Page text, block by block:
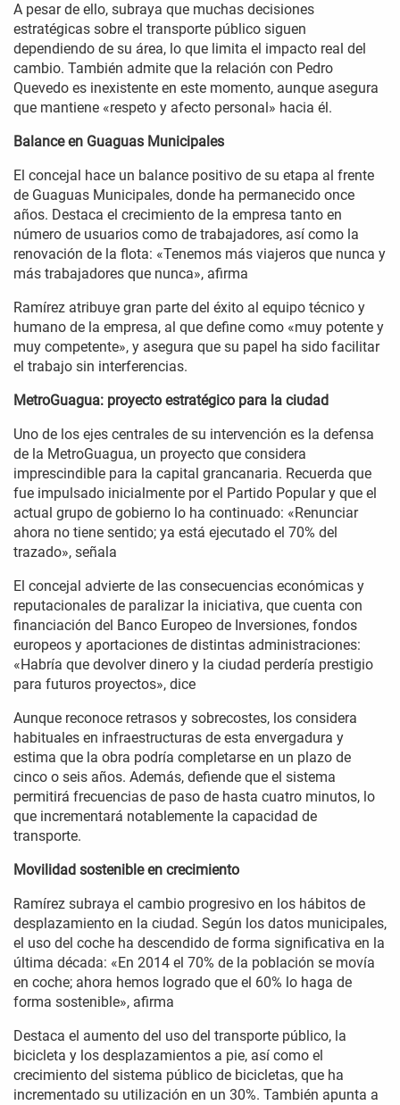
A pesar de ello, subraya que muchas decisiones
estratégicas sobre el transporte público siguen
dependiendo de su área, lo que limita el impacto real del
cambio. También admite que la relación con Pedro
Quevedo es inexistente en este momento, aunque asegura
que mantiene «respeto y afecto personal» hacia él.
Balance en Guaguas Municipales
El concejal hace un balance positivo de su etapa al frente
de Guaguas Municipales, donde ha permanecido once
años. Destaca el crecimiento de la empresa tanto en
número de usuarios como de trabajadores, así como la
renovación de la flota: «Tenemos más viajeros que nunca y
más trabajadores que nunca», afirma
Ramírez atribuye gran parte del éxito al equipo técnico y
humano de la empresa, al que define como «muy potente y
muy competente», y asegura que su papel ha sido facilitar
el trabajo sin interferencias.
MetroGuagua: proyecto estratégico para la ciudad
Uno de los ejes centrales de su intervención es la defensa
de la MetroGuagua, un proyecto que considera
imprescindible para la capital grancanaria. Recuerda que
fue impulsado inicialmente por el Partido Popular y que el
actual grupo de gobierno lo ha continuado: «Renunciar
ahora no tiene sentido; ya está ejecutado el 70% del
trazado», señala
El concejal advierte de las consecuencias económicas y
reputacionales de paralizar la iniciativa, que cuenta con
financiación del Banco Europeo de Inversiones, fondos
europeos y aportaciones de distintas administraciones:
«Habría que devolver dinero y la ciudad perdería prestigio
para futuros proyectos», dice
Aunque reconoce retrasos y sobrecostes, los considera
habituales en infraestructuras de esta envergadura y
estima que la obra podría completarse en un plazo de
cinco o seis años. Además, defiende que el sistema
permitirá frecuencias de paso de hasta cuatro minutos, lo
que incrementará notablemente la capacidad de
transporte.
Movilidad sostenible en crecimiento
Ramírez subraya el cambio progresivo en los hábitos de
desplazamiento en la ciudad. Según los datos municipales,
el uso del coche ha descendido de forma significativa en la
última década: «En 2014 el 70% de la población se movía
en coche; ahora hemos logrado que el 60% lo haga de
forma sostenible», afirma
Destaca el aumento del uso del transporte público, la
bicicleta y los desplazamientos a pie, así como el
crecimiento del sistema público de bicicletas, que ha
incrementado su utilización en un 30%. También apunta a